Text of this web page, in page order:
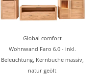
Global comfort
Wohnwand Faro 6.0 - inkl.
Beleuchtung, Kernbuche massiv,
natur geölt